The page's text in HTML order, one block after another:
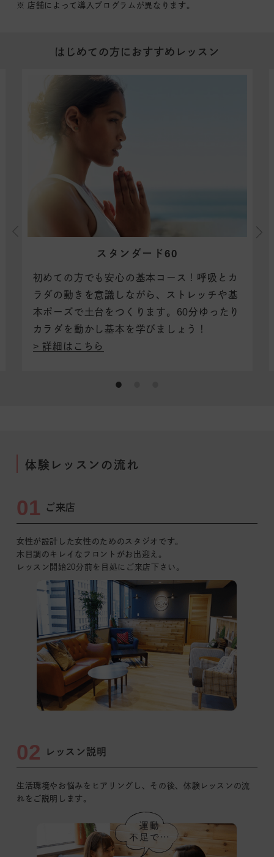
※ 店舗によって導入プログラムが異なります。
はじめての方におすすめレッスン
スタンダード60
初めての方でも安心の基本コース！ 呼吸とカ
ラダの動きを意識しながら、ストレッチや基
本ポーズで土台をつくります。 60分ゆったり
カラダを動かし基本を学びましょう！
詳細はこちら
体験レッスンの流れ
01 ご来店
女性が設計した女性のためのスタジオです。
木目調のキレイなフロントがお出迎え。
レッスン開始20分前を目処にご来店下さい。
02 レッスン説明
生活環境やお悩みをヒアリングし、その後、体験レッスンの流
れをご説明します。